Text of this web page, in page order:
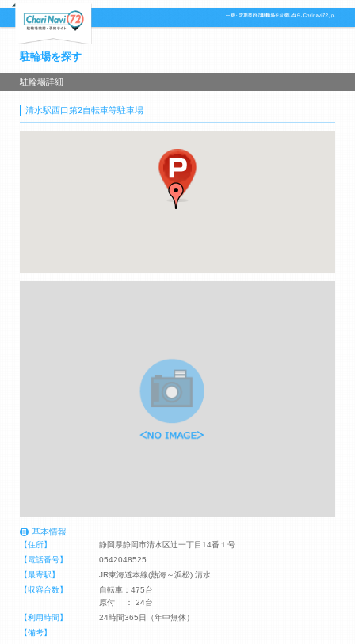
駐輪場を探す
駐輪場詳細
清水駅西口第2自転車等駐車場
基本情報
【住所】
静岡県静岡市清水区辻一丁目14番１号
【電話番号】
0542048525
【最寄駅】
JR東海道本線(熱海～浜松) 清水
【収容台数】
自転車：475台
原付 ： 24台
【利用時間】
24時間365日（年中無休）
【備考】